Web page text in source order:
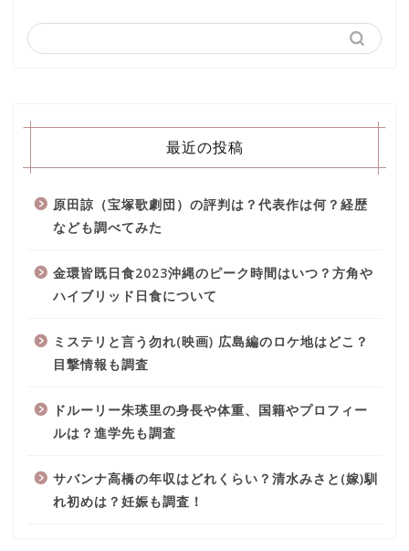
最近の投稿
原田諒（宝塚歌劇団）の評判は？代表作は何？経歴
なども調べてみた
金環皆既日食2023沖縄のピーク時間はいつ？方角や
ハイブリッド日食について
ミステリと言う勿れ(映画) 広島編のロケ地はどこ？
目撃情報も調査
ドルーリー朱瑛里の身長や体重、国籍やプロフィー
ルは？進学先も調査
サバンナ高橋の年収はどれくらい？清水みさと(嫁)馴
れ初めは？妊娠も調査！